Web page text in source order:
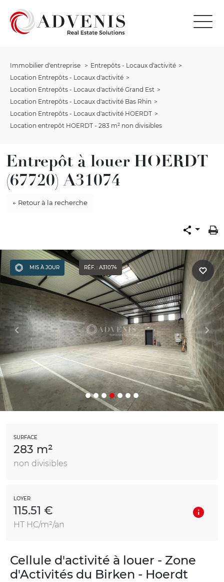
Immobilier d'entreprise
Entrepôts - Locaux d'activité
Location Entrepôts - Locaux d'activité
Location Entrepôts - Locaux d'activité Grand Est
Location Entrepôts - Locaux d'activité Bas Rhin
Location Entrepôts - Locaux d'activité HOERDT
Location entrepôt HOERDT - 283 m² non divisibles
Entrepôt à louer HOERDT
(67720) A31074
← Retour à la recherche
MIS À JOUR RÉF. : A31074
SURFACE
283 m²
non divisibles
LOYER
115.51 €
HT HC/m²/an
Cellule d'activité à louer - Zone
d'Activités du Birken - Hoerdt